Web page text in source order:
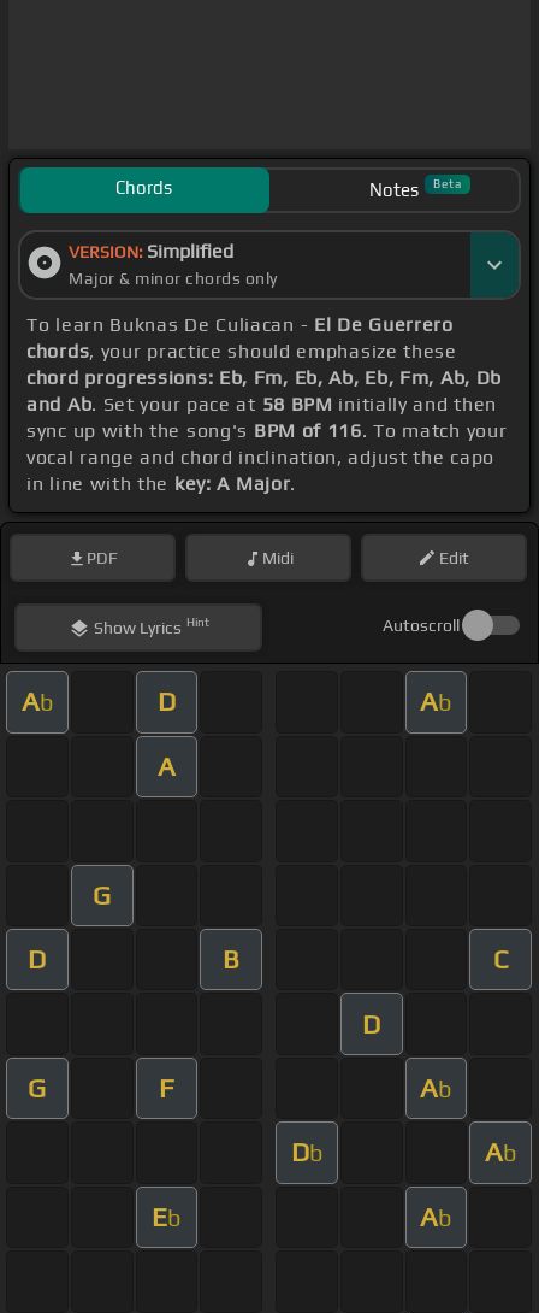
Chords Notes Beta
VERSION: Simplified
Major & minor chords only
To learn Buknas De Culiacan - El De Guerrero
chords, your practice should emphasize these
chord progressions: Eb, Fm, Eb, Ab, Eb, Fm, Ab, Db
and Ab. Set your pace at 58 BPM initially and then
sync up with the song's BPM of 116. To match your
vocal range and chord inclination, adjust the capo
in line with the key: A Major.
PDF Midi Edit
ShowLyrics Hint Autoscroll
Ab D Ab
A
G
D B C
D
G F Ab
Db Ab
Eb Ab